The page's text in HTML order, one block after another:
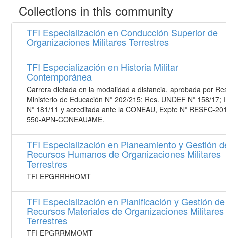
Collections in this community
TFI Especialización en Conducción Superior de
Organizaciones Militares Terrestres
TFI Especialización en Historia Militar
Contemporánea
Carrera dictada en la modalidad a distancia, aprobada por
Ministerio de Educación Nº 202/215; Res. UNDEF Nº 158/17;
Nº 181/11 y acreditada ante la CONEAU, Expte Nº RESFC-
550-APN-CONEAU#ME.
TFI Especialización en Planeamiento y Gestión
Recursos Humanos de Organizaciones Militares
Terrestres
TFI EPGRRHHOMT
TFI Especialización en Planificación y Gestión de
Recursos Materiales de Organizaciones Militares
Terrestres
TFI EPGRRMMOMT